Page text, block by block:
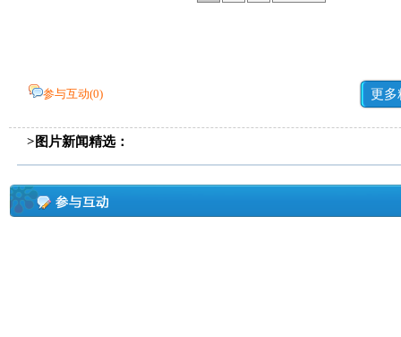
参与互动(0) 更多
>图片新闻精选：